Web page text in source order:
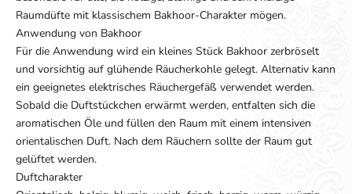
Raumdüfte mit klassischem Bakhoor-Charakter mögen.
Anwendung von Bakhoor
Für die Anwendung wird ein kleines Stück Bakhoor zerbröselt
und vorsichtig auf glühende Räucherkohle gelegt. Alternativ kann
ein geeignetes elektrisches Räuchergefäß verwendet werden.
Sobald die Duftstückchen erwärmt werden, entfalten sich die
aromatischen Öle und füllen den Raum mit einem intensiven
orientalischen Duft. Nach dem Räuchern sollte der Raum gut
gelüftet werden.
Duftcharakter